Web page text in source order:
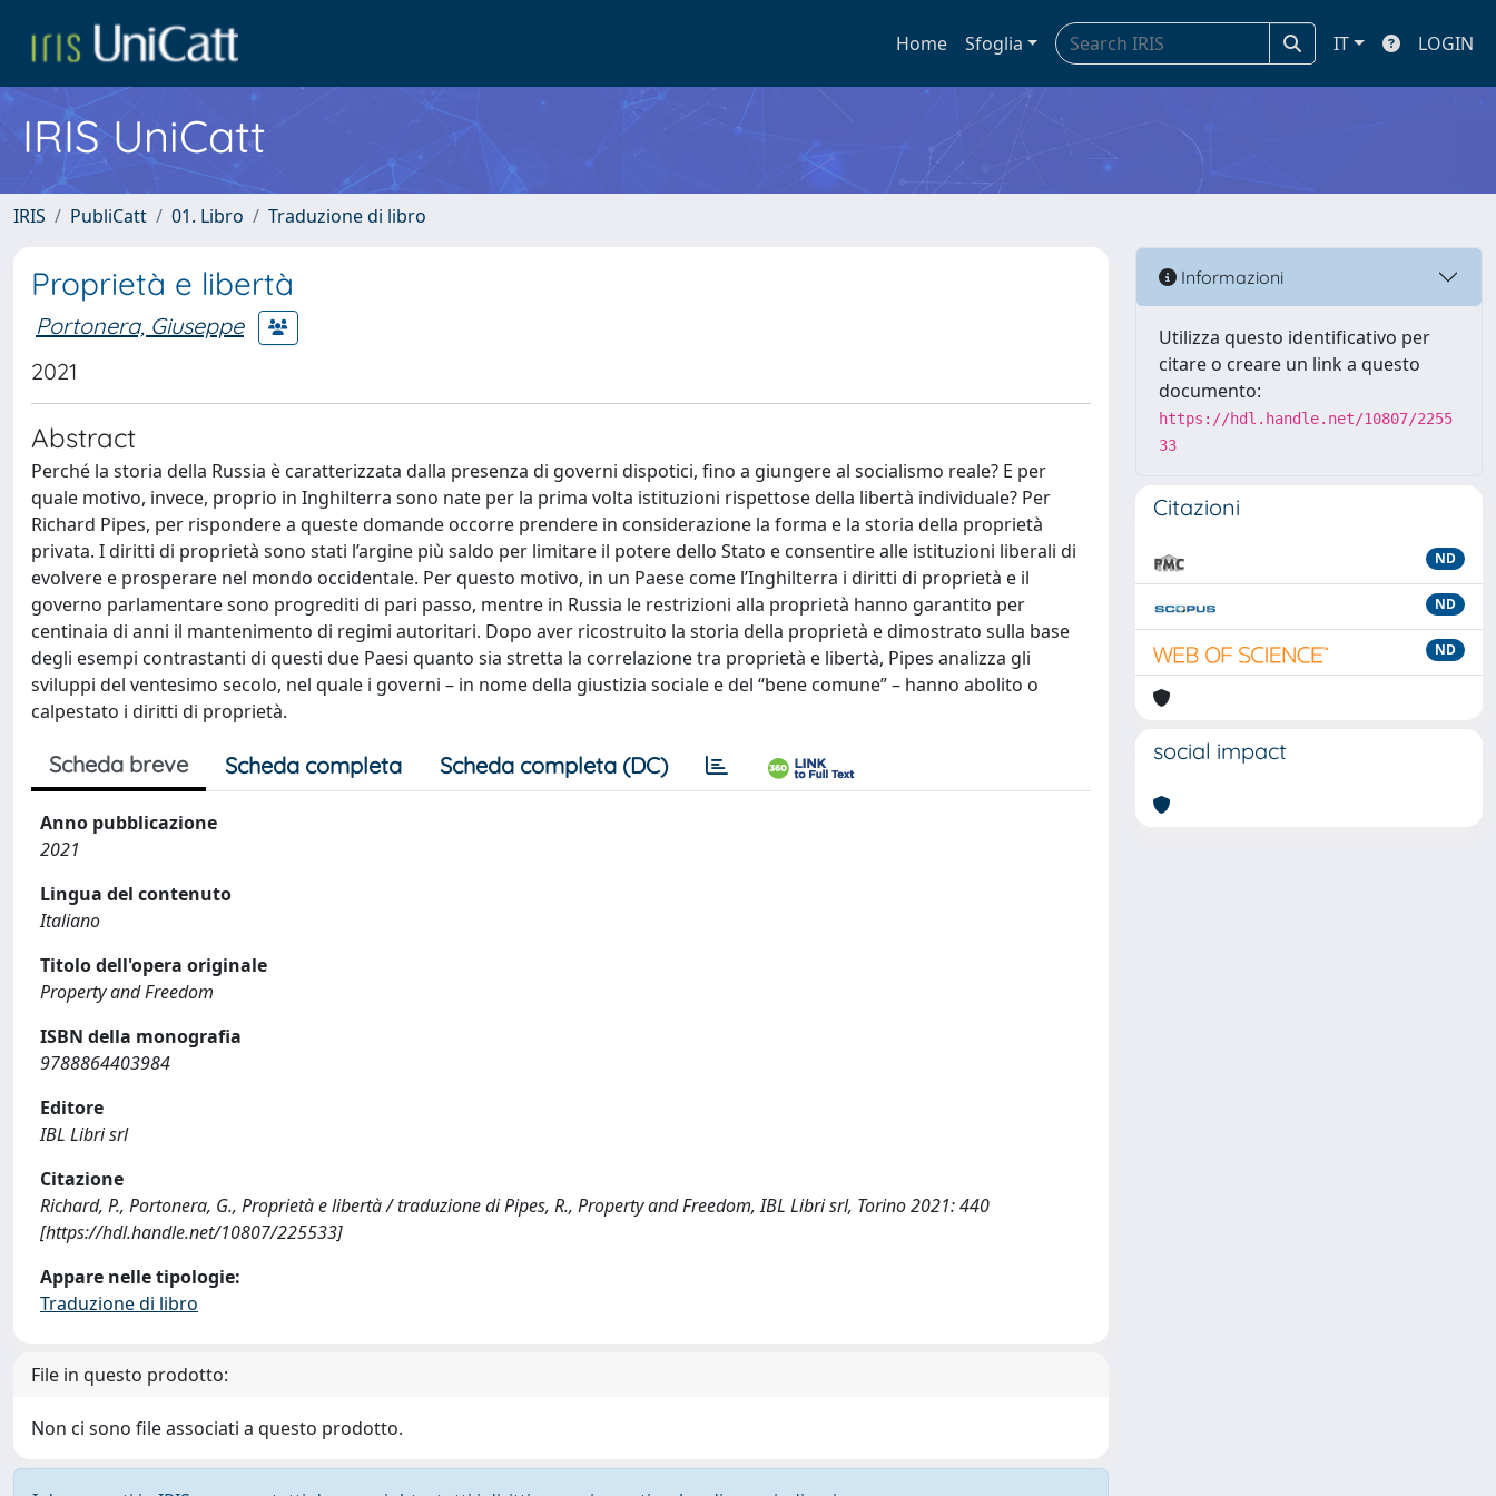
Home Sfoglia IT LOGIN
IRIS UniCatt
IRIS PubliCatt 01. Libro Traduzione di libro
Proprietà e libertà
Portonera, Giuseppe
2021
Abstract
Perché la storia della Russia è caratterizzata dalla presenza di governi dispotici, fino a giungere al socialismo reale? E per
quale motivo, invece, proprio in Inghilterra sono nate per la prima volta istituzioni rispettose della libertà individuale? Per
Richard Pipes, per rispondere a queste domande occorre prendere in considerazione la forma e la storia della proprietà
privata. I diritti di proprietà sono stati l’argine più saldo per limitare il potere dello Stato e consentire alle istituzioni liberali di
evolvere e prosperare nel mondo occidentale. Per questo motivo, in un Paese come l’Inghilterra i diritti di proprietà e il
governo parlamentare sono progrediti di pari passo, mentre in Russia le restrizioni alla proprietà hanno garantito per
centinaia di anni il mantenimento di regimi autoritari. Dopo aver ricostruito la storia della proprietà e dimostrato sulla base
degli esempi contrastanti di questi due Paesi quanto sia stretta la correlazione tra proprietà e libertà, Pipes analizza gli
sviluppi del ventesimo secolo, nel quale i governi – in nome della giustizia sociale e del “bene comune” – hanno abolito o
calpestato i diritti di proprietà.
Scheda breve Scheda completa Scheda completa (DC)
Anno pubblicazione
2021
Lingua del contenuto
Italiano
Titolo dell'opera originale
Property and Freedom
ISBN della monografia
9788864403984
Editore
IBL Libri srl
Citazione
Richard, P., Portonera, G., Proprietà e libertà / traduzione di Pipes, R., Property and Freedom, IBL Libri srl, Torino 2021: 440
[https://hdl.handle.net/10807/225533]
Appare nelle tipologie:
Traduzione di libro
File in questo prodotto:
Non ci sono file associati a questo prodotto.
Informazioni
Utilizza questo identificativo per
citare o creare un link a questo
documento:
https://hdl.handle.net/10807/2255
33
Citazioni
ND
ND
ND
social impact